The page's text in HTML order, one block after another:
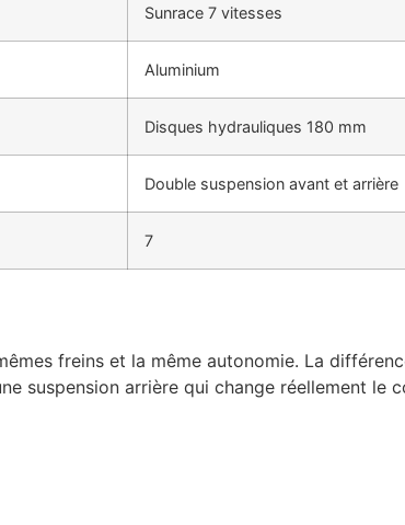
Sunrace 7 vitesses
Aluminium
Disques hydrauliques 180 mm
Double suspension avant et arrière
7
freins et la même autonomie. La
suspension arrière qui change réellement le